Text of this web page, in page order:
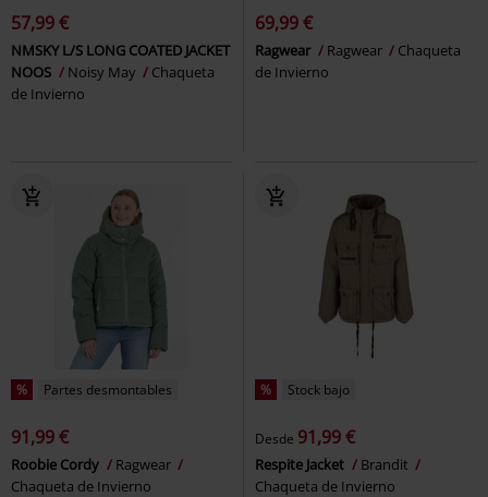
57,99 €
NMSKY L/S LONG COATED JACKET
NOOS
Noisy May
Chaqueta
de Invierno
69,99 €
Ragwear Ragwear
Chaqueta
de Invierno
% Partes desmontables
91,99 €
Roobie Cordy
Ragwear
Chaqueta de Invierno
% Stock bajo
Desde 91,99 €
Respite Jacket
Brandit
Chaqueta de Invierno